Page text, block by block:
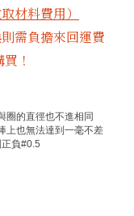
材料費用）
需負擔來回運費
！
圈的直徑也不進相同
上也無法達到一毫不差
負#0.5